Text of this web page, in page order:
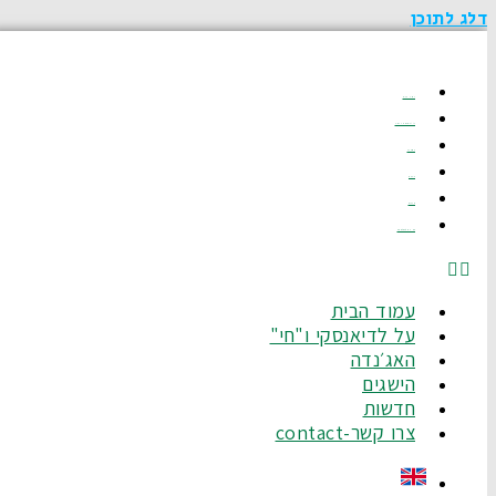
דלג לתוכן
עמוד הבית
על לדיאנסקי ו"חי"
האג׳נדה
הישגים
חדשות
צרו קשר-contact